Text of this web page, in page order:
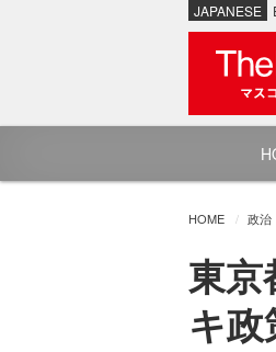
JAPANESE
HOME 政治
東京
キ